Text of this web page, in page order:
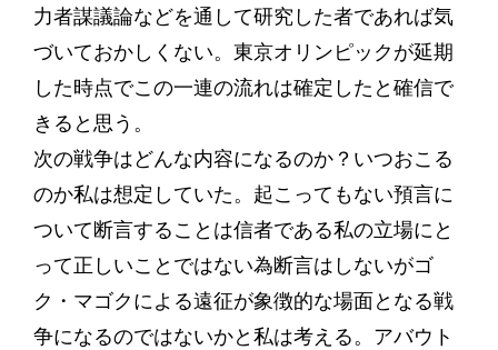
力者謀議論などを通して研究した者であれば気
づいておかしくない。東京オリンピックが延期
した時点でこの一連の流れは確定したと確信で
きると思う。
次の戦争はどんな内容になるのか？いつおこる
のか私は想定していた。起こってもない預言に
ついて断言することは信者である私の立場にと
って正しいことではない為断言はしないがゴ
ク・マゴクによる遠征が象徴的な場面となる戦
争になるのではないかと私は考える。アバウト